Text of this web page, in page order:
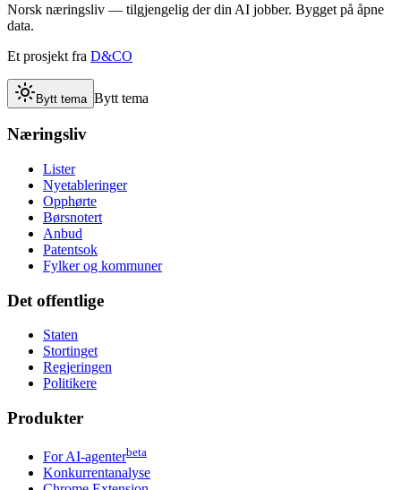
Norsk næringsliv — tilgjengelig der din AI jobber. Bygget på åpne
data.
Et prosjekt fra D&CO
Bytt tema Bytt tema
Næringsliv
Lister
Nyetableringer
Opphørte
Børsnotert
Anbud
Patentsok
Fylker og kommuner
Det offentlige
Staten
Stortinget
Regjeringen
Politikere
Produkter
For AI-agenterbeta
Konkurrentanalyse